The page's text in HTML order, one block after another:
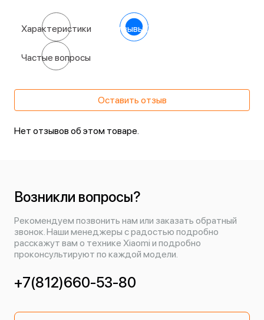
Характеристики Отзывы (0)
Частые вопросы
Оставить отзыв
Нет отзывов об этом товаре.
Возникли вопросы?
Рекомендуем позвонить нам или заказать обратный
звонок. Наши менеджеры с радостью подробно
расскажут вам о технике Xiaomi и подробно
проконсультируют по каждой модели.
+7(812)660-53-80